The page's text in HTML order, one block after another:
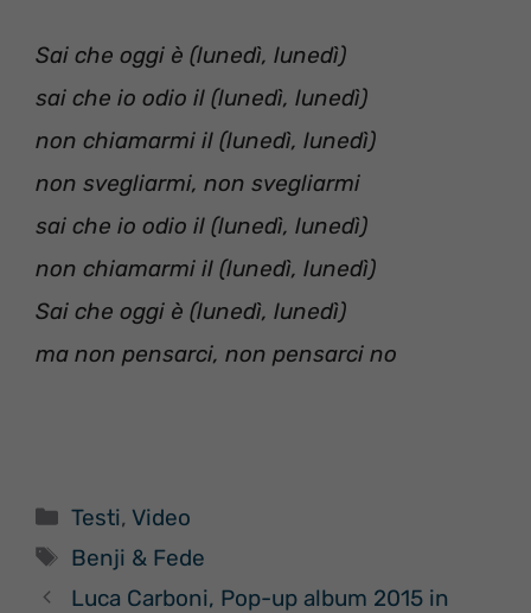
Sai che oggi è (lunedì, lunedì)
sai che io odio il (lunedì, lunedì)
non chiamarmi il (lunedì, lunedì)
non svegliarmi, non svegliarmi
sai che io odio il (lunedì, lunedì)
non chiamarmi il (lunedì, lunedì)
Sai che oggi è (lunedì, lunedì)
ma non pensarci, non pensarci no
Categorie
Testi,Video
Tag
Benji & Fede
Luca Carboni, Pop-up album 2015 in